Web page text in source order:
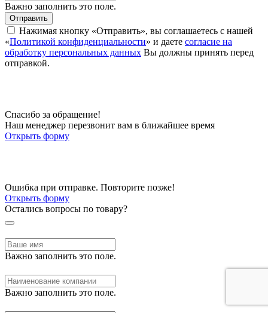
Важно заполнить это поле.
Отправить
Нажимая кнопку «Отправить», вы соглашаетесь с нашей
«Политикой конфиденциальности» и даете согласие на
обработку персональных данных Вы должны принять перед
отправкой.
Спасибо за обращение!
Наш менеджер перезвонит вам в ближайшее время
Открыть форму
Ошибка при отправке. Повторите позже!
Открыть форму
Остались вопросы по товару?
Важно заполнить это поле.
Важно заполнить это поле.